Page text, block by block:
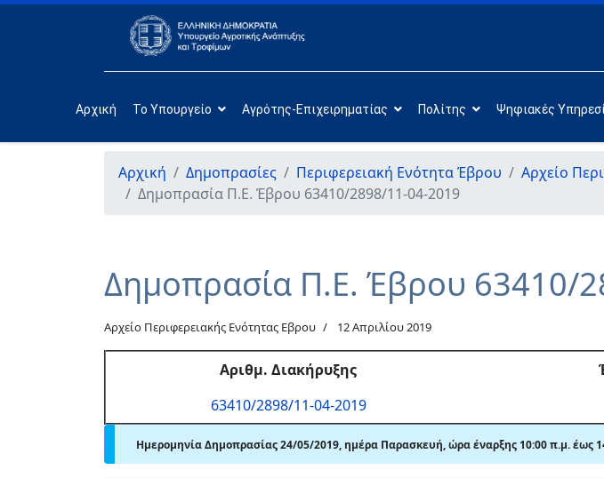
Αρχική Το Υπουργείο Αγρότης-Επιχειρηματίας Πολίτης Ψηφιακές
Αρχική Δημοπρασίες Περιφερειακή Ενότητα Έβρου
Αρχείο
Δημοπρασία Π.Ε. Έβρου 63410/2898/11-04-2019
Δημοπρασία Π.Ε. Έβρου 63410/
Αρχείο Περιφερειακής Ενότητας Εβρου 12 Απριλίου 2019
Αριθμ. Διακήρυξης
63410/2898/11-04-2019
Ημερομηνία Δημοπρασίας 24/05/2019, ημέρα Παρασκευή,ώρα έναρξης 10:00 π.μ. έως